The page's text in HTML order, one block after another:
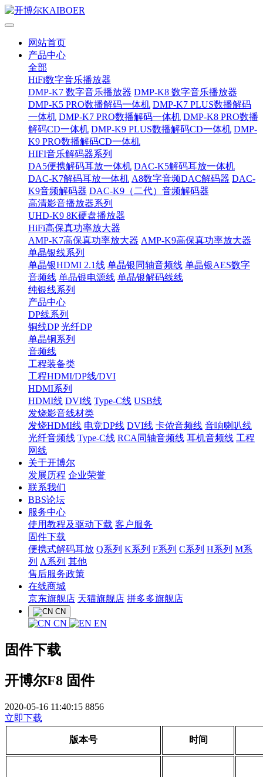
网站首页
产品中心
全部
HiFi数字音乐播放器
DMP-K7 数字音乐播放器 DMP-K8 数字音乐播放器
DMP-K5 PRO数播解码一体机 DMP-K7 PLUS数播解码
一体机 DMP-K7 PRO数播解码一体机 DMP-K8 PRO数播
解码CD一体机 DMP-K9 PLUS数播解码CD一体机 DMP-
K9 PRO数播解码CD一体机
HIFI音乐解码器系列
DA5便携解码耳放一体机 DAC-K5解码耳放一体机
DAC-K7解码耳放一体机 A8数字音频DAC解码器 DAC-
K9音频解码器 DAC-K9（二代）音频解码器
高清影音播放器系列
UHD-K9 8K硬盘播放器
HiFi高保真功率放大器
AMP-K7高保真功率放大器 AMP-K9高保真功率放大器
单晶银线系列
单晶银HDMI 2.1线 单晶银同轴音频线 单晶银AES数字
音频线 单晶银电源线 单晶银解码线线
纯银线系列
产品中心
DP线系列
铜线DP 光纤DP
单晶铜系列
音频线
工程装备类
工程HDMI/DP线/DVI
HDMI系列
HDMI线 DVI线 Type-C线 USB线
发烧影音线材类
发烧HDMI线 电竞DP线 DVI线 卡侬音频线 音响喇叭线
光纤音频线 Type-C线 RCA同轴音频线 耳机音频线 工程
网线
关于开博尔
发展历程 企业荣誉
联系我们
BBS论坛
服务中心
使用教程及驱动下载 客户服务
固件下载
便携式解码耳放 Q系列 K系列 F系列 C系列 H系列 M系
列 A系列 其他
售后服务政策
在线商城
京东旗舰店 天猫旗舰店 拼多多旗舰店
CN
CN EN
固件下载
开博尔F8 固件
2020-05-16 11:40:15 8856
立即下载
版本号 时间